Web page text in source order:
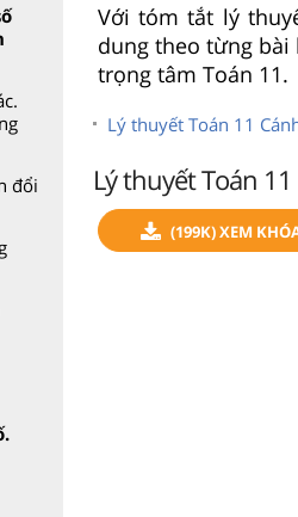
đổi
Với tóm tắt lý
dung theo từng bài
trọng tâm Toán 11.
Lý thuyết Toán 11
Lý thuyết Toán
(199K) XEM